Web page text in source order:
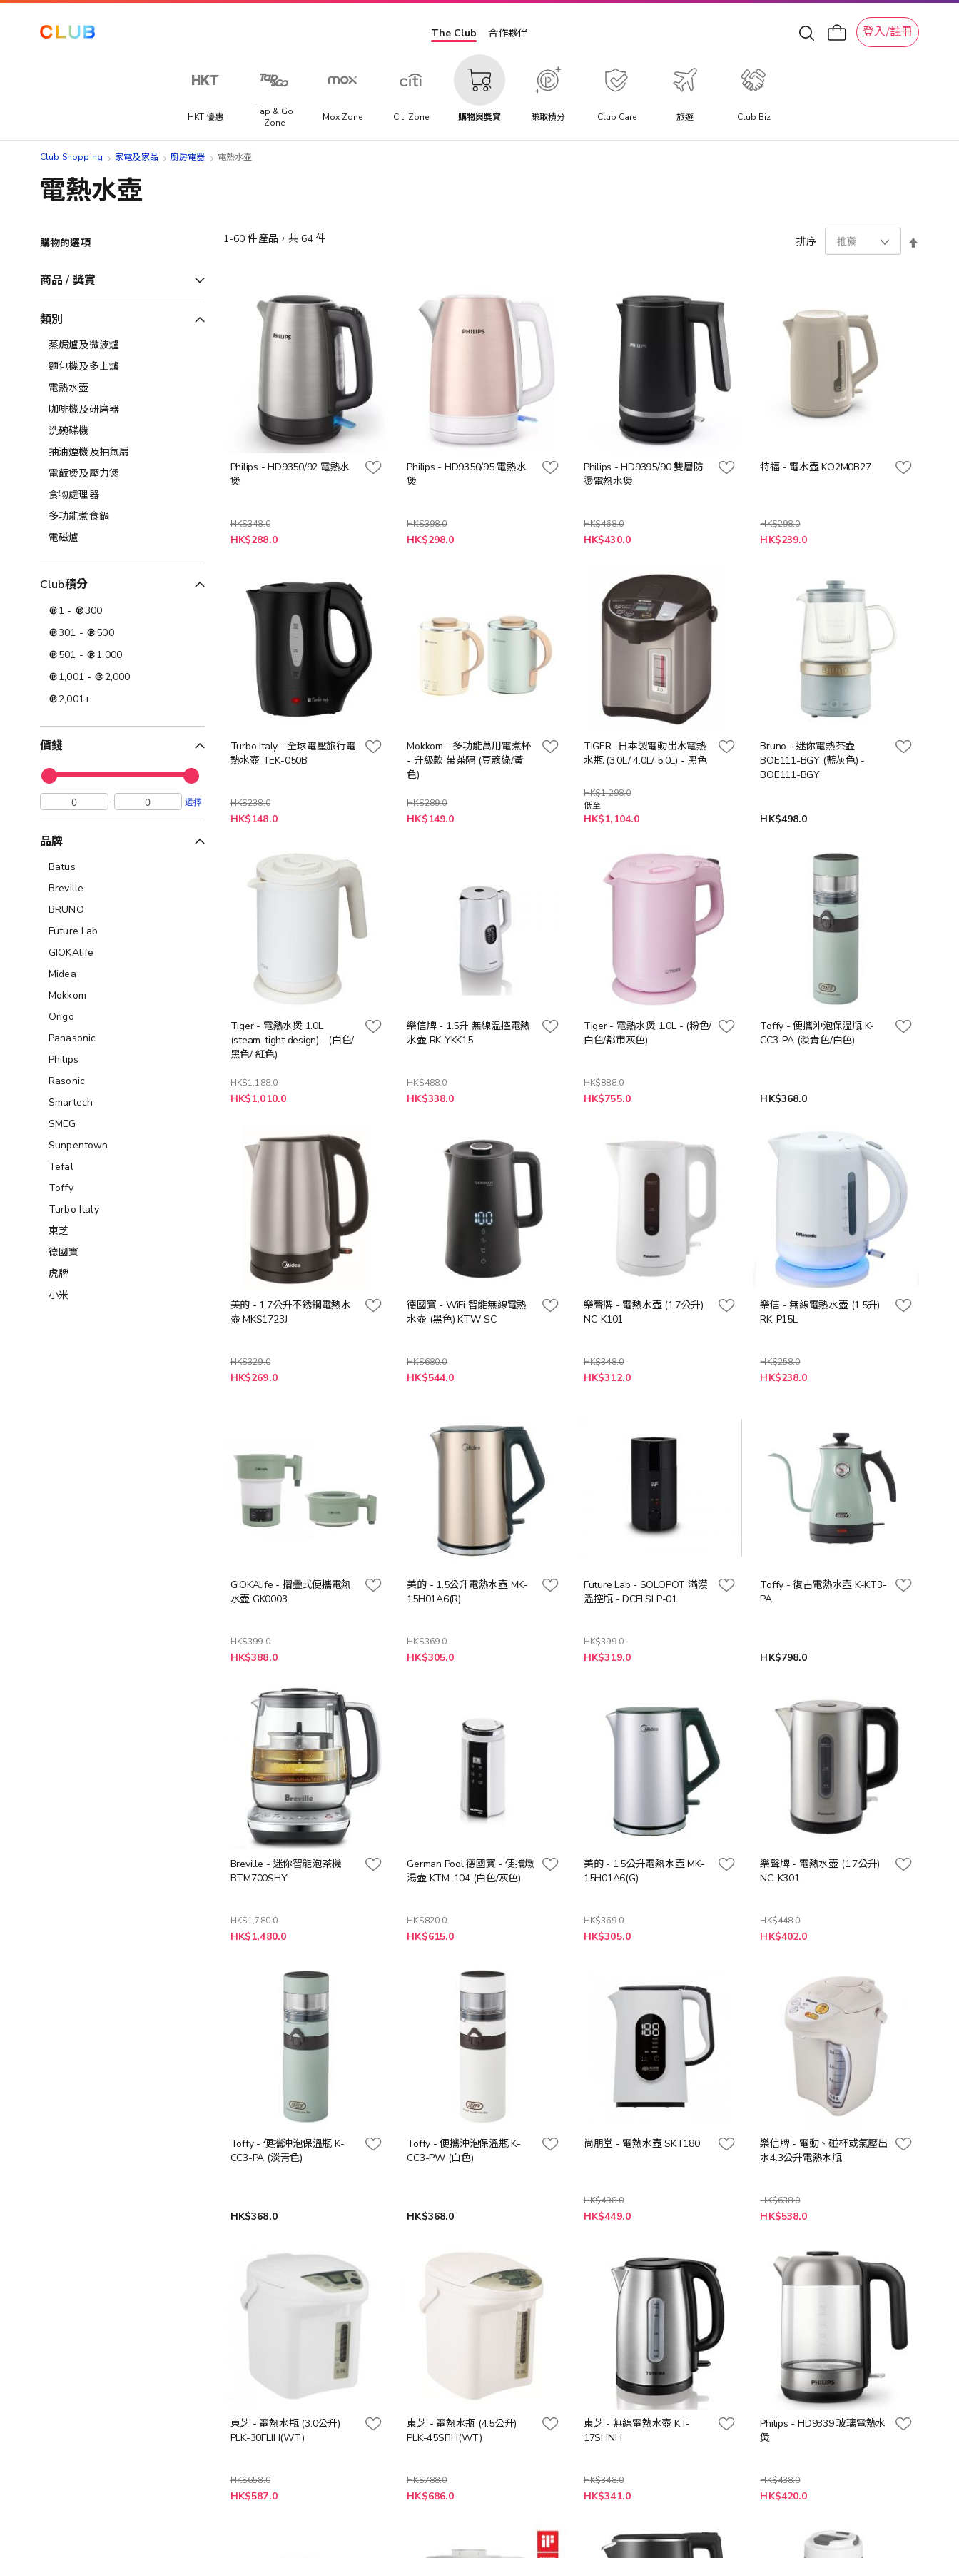
The Club 合作夥伴 登入/註冊
HKT 優惠
Tap & Go
Zone
Mox Zone Citi Zone 購物與獎賞 賺取積分 Club Care 旅遊 Club Biz
Club Shopping 家電及家品 廚房電器 電熱水壺
電熱水壺
1-60 件產品，共64件 排序
Philips - HD9350/92 電熱水
煲
HK$348.0
特
殊
HK$288.0
Philips - HD9350/95 電熱水
煲
HK$398.0
特
殊
HK$298.0
Philips - HD9395/90 雙層防
燙電熱水煲
HK$468.0
特
殊
HK$430.0
特福 - 電水壺 KO2M0B27
HK$298.0
特
殊
HK$239.0
Turbo Italy - 全球電壓旅行電
熱水壺 TEK-050B
HK$238.0
特
殊
HK$148.0
Mokkom - 多功能萬用電煮杯
- 升級款 帶茶隔 (豆蔻綠/黃
色)
HK$289.0
HK$149.0
TIGER -日本製電動出水電熱
水瓶 (3.0L/ 4.0L/ 5.0L) - 黑色
HK$1,298.0
低至
HK$1,104.0
Bruno - 迷你電熱茶壺
BOE111-BGY (藍灰色) -
BOE111-BGY
HK$498.0
Tiger - 電熱水煲 1.0L
(steam-tight design) - (白色/
黑色/ 紅色)
HK$1,188.0
HK$1,010.0
樂信牌 - 1.5升 無線温控電熱
水壺 RK-YKK15
HK$488.0
HK$338.0
Tiger - 電熱水煲 1.0L - (粉色/
白色/都市灰色)
HK$888.0
HK$755.0
Toffy - 便攜沖泡保溫瓶 K-
CC3-PA (淡青色/白色)
HK$368.0
美的 - 1.7公升不銹鋼電熱水
壺 MKS1723J
HK$329.0
特
殊
HK$269.0
德國寶 - WiFi 智能無線電熱
水壺 (黑色) KTW-SC
HK$680.0
特
殊
HK$544.0
樂聲牌 - 電熱水壺 (1.7公升)
NC-K101
HK$348.0
特
殊
HK$312.0
樂信 - 無線電熱水壺 (1.5升)
RK-P15L
HK$258.0
特
殊
HK$238.0
GIOKAlife - 摺疊式便攜電熱
水壺 GK0003
HK$399.0
特
殊
HK$388.0
美的 - 1.5公升電熱水壺 MK-
15H01A6(R)
HK$369.0
特
殊
HK$305.0
Future Lab - SOLOPOT 滿漢
溫控瓶 - DCFLSLP-01
HK$399.0
特
殊
HK$319.0
Toffy - 復古電熱水壼 K-KT3-
PA
HK$798.0
Breville - 迷你智能泡茶機
BTM700SHY
HK$1,780.0
特
殊
HK$1,480.0
German Pool 德國寶 - 便攜燉
湯壺 KTM-104 (白色/灰色)
HK$820.0
HK$615.0
美的 - 1.5公升電熱水壺 MK-
15H01A6(G)
HK$369.0
特
殊
HK$305.0
樂聲牌 - 電熱水壺 (1.7公升)
NC-K301
HK$448.0
特
殊
HK$402.0
Toffy - 便攜沖泡保溫瓶 K-
CC3-PA (淡青色)
HK$368.0
Toffy - 便攜沖泡保溫瓶 K-
CC3-PW (白色)
HK$368.0
尚朋堂 - 電熱水壺 SKT180
HK$498.0
特
殊
HK$449.0
樂信牌 - 電動、碰杯或氣壓出
水4.3公升電熱水瓶
HK$638.0
特
殊
HK$538.0
東芝 - 電熱水瓶 (3.0公升)
PLK-30FLIH(WT)
HK$658.0
特
殊
HK$587.0
東芝 - 電熱水瓶 (4.5公升)
PLK-45SFIH(WT)
HK$788.0
特
殊
HK$686.0
東芝 - 無線電熱水壺 KT-
17SHNH
HK$348.0
特
殊
HK$341.0
Philips - HD9339 玻璃電熱水
煲
HK$438.0
特
殊
HK$420.0
購物的選項
商品 / 獎賞
類別
蒸焗爐及微波爐
麵包機及多士爐
電熱水壺
咖啡機及研磨器
洗碗碟機
抽油煙機及抽氣扇
電飯煲及壓力煲
食物處理器
多功能煮食鍋
電磁爐
Club積分
1 -
300
301 -
500
501 -
1,000
1,001 -
2,000
2,001+
價錢
- 選擇
品牌
Batus
Breville
BRUNO
Future Lab
GIOKAlife
Midea
Mokkom
Origo
Panasonic
Philips
Rasonic
Smartech
SMEG
Sunpentown
Tefal
Toffy
Turbo Italy
東芝
德國寶
虎牌
小米